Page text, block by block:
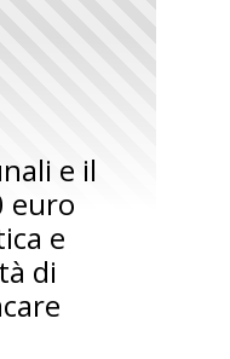
e il
euro
e
di